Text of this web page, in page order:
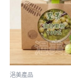
浥美產品